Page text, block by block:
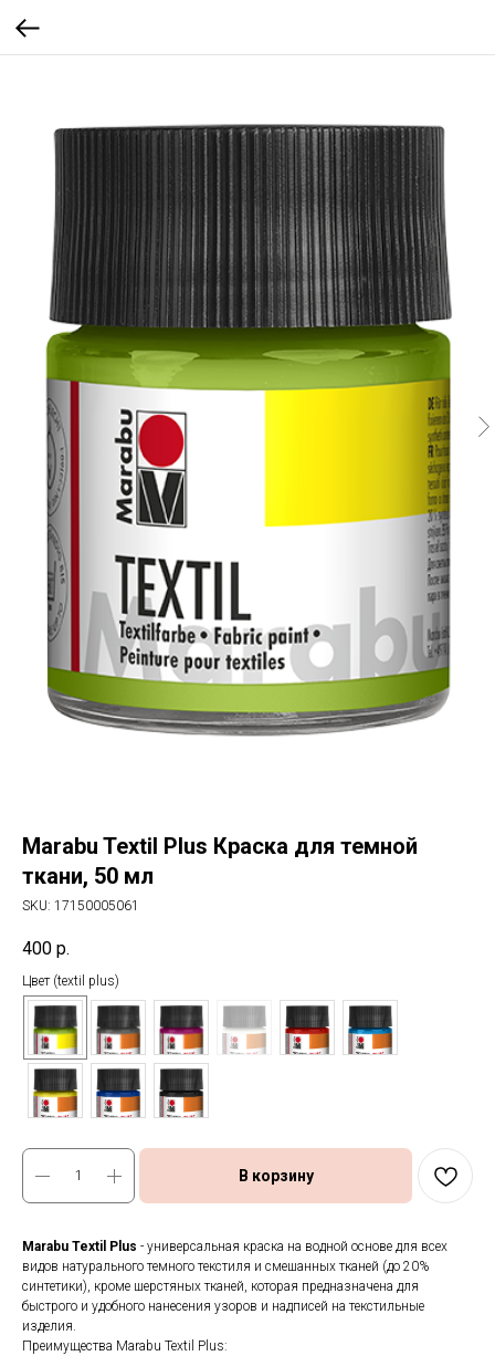
Marabu Textil Plus Краска для темной
ткани, 50 мл
SKU: 17150005061
400 р.
Цвет (textil plus)
В корзину
Marabu Textil Plus - универсальная краска на водной основе для всех
видов натурального темного текстиля и смешанных тканей (до 20%
синтетики), кроме шерстяных тканей, которая предназначена для
быстрого и удобного нанесения узоров и надписей на текстильные
изделия.
Преимущества Marabu Textil Plus: